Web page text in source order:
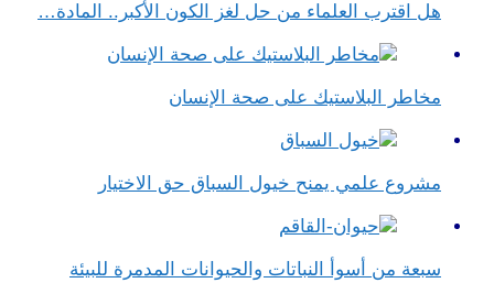
هل اقترب العلماء من حل لغز الكون الأكبر.. المادة…
مخاطر البلاستيك على صحة الإنسان
مشروع علمي يمنح خيول السباق حق الاختيار
سبعة من أسوأ النباتات والحيوانات المدمرة للبيئة